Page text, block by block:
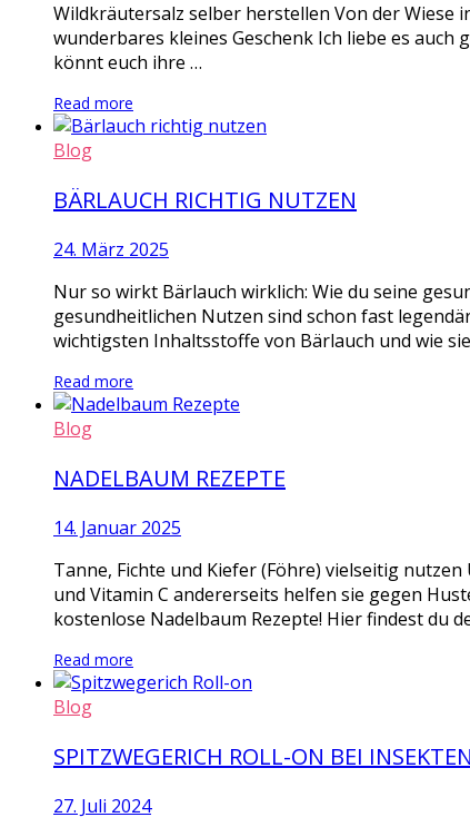
Wildkräutersalz selber herstellen Von der Wiese
wunderbares kleines Geschenk Ich liebe es auch
könnt euch ihre …
Read more
Blog
BÄRLAUCH RICHTIG NUTZEN
24. März 2025
Nur so wirkt Bärlauch wirklich: Wie du seine
gesundheitlichen Nutzen sind schon fast
wichtigsten Inhaltsstoffe von Bärlauch und wie
Read more
Blog
NADELBAUM REZEPTE
14. Januar 2025
Tanne, Fichte und Kiefer (Föhre) vielseitig
und Vitamin C andererseits helfen sie gegen
kostenlose Nadelbaum Rezepte! Hier findest du
Read more
Blog
SPITZWEGERICH ROLL-ON BEI
27. Juli 2024